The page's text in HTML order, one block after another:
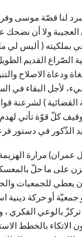
لنا قصّة موسى
ولا أن نضحك
بملكيته ( أليس لي
الصّراع القديم
ودعاة الاصلاح
لأجل البقاء في
) لشرعنة
كلّ قوّة تأتي
الذّكور في دستور
عمران) مرارة
على ما حلّ
يعطي للجمعيات
أو حركة دينية
تركزّ بالوعي الفكري
الاتكاء بالخطط